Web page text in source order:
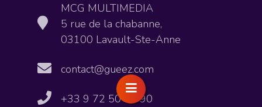
MCG MULTIMEDIA
5 rue de la chabanne,
03100 Lavault-Ste-Anne
contact@gueez.com
+33 9 72 50 10 90